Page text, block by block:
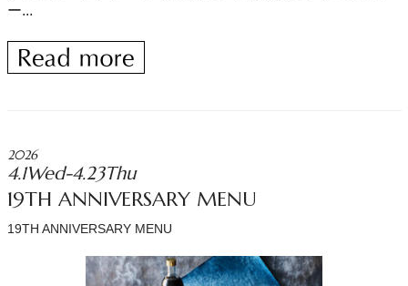
ー...
2026
4.1Wed-4.23Thu
19TH ANNIVERSARY MENU
19TH ANNIVERSARY MENU